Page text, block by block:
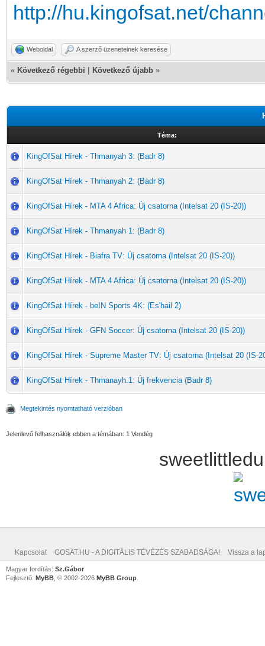
http://hu.kingofsat.net/
Weboldal A szerző üzeneteinek keresése
« Következő régebbi Következő újabb »
Téma:
KingOfSat Hírek - Thmanyah 3: (Badr 8)
KingOfSat Hírek - Thmanyah 2: (Badr 8)
KingOfSat Hírek - MTA 4 Africa: Új csatorna (Intelsat 20 (IS-20))
KingOfSat Hírek - Thmanyah 1: (Badr 8)
KingOfSat Hírek - Biafra TV: Új csatorna (Intelsat 20 (IS-20))
KingOfSat Hírek - MTA 4 Africa: Új csatorna (Intelsat 20 (IS-20))
KingOfSat Hírek - beIN Sports 4K: (Es'hail 2)
KingOfSat Hírek - GFN Soccer: Új csatorna (Intelsat 20 (IS-20))
KingOfSat Hírek - Supreme Master TV: Új csatorna (Intelsat 20 (IS-
KingOfSat Hírek - Thmanayh.1: Új frekvencia (Badr 8)
Megtekintés nyomtatható verzióban
Jelenlevő felhasználók ebben a témában: 1 Vendég
Kapcsolat GOSAT.HU - A DIGITÁLIS TÉVÉZÉS SZABADSÁGA! Vissza a
Magyar fordítás: Sz.Gábor
Fejlesztő: MyBB , © 2002-2026 MyBB Group